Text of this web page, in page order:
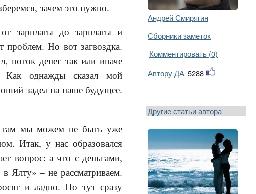
зачем это нужно.
зарплаты до зарплаты и
проблем. Но вот загвоздка.
поток денег так или иначе
Как однажды сказал мой
задел на наше будущее.
там мы можем не быть уже
Итак, у нас образовался
вопрос: а что с деньгами,
Ялту» – не рассматриваем.
и ладно. Но тут сразу
Андрей Смирягин
Cборники заметок
Комментировать (0)
Автору ДА 5288
Другие статьи автора